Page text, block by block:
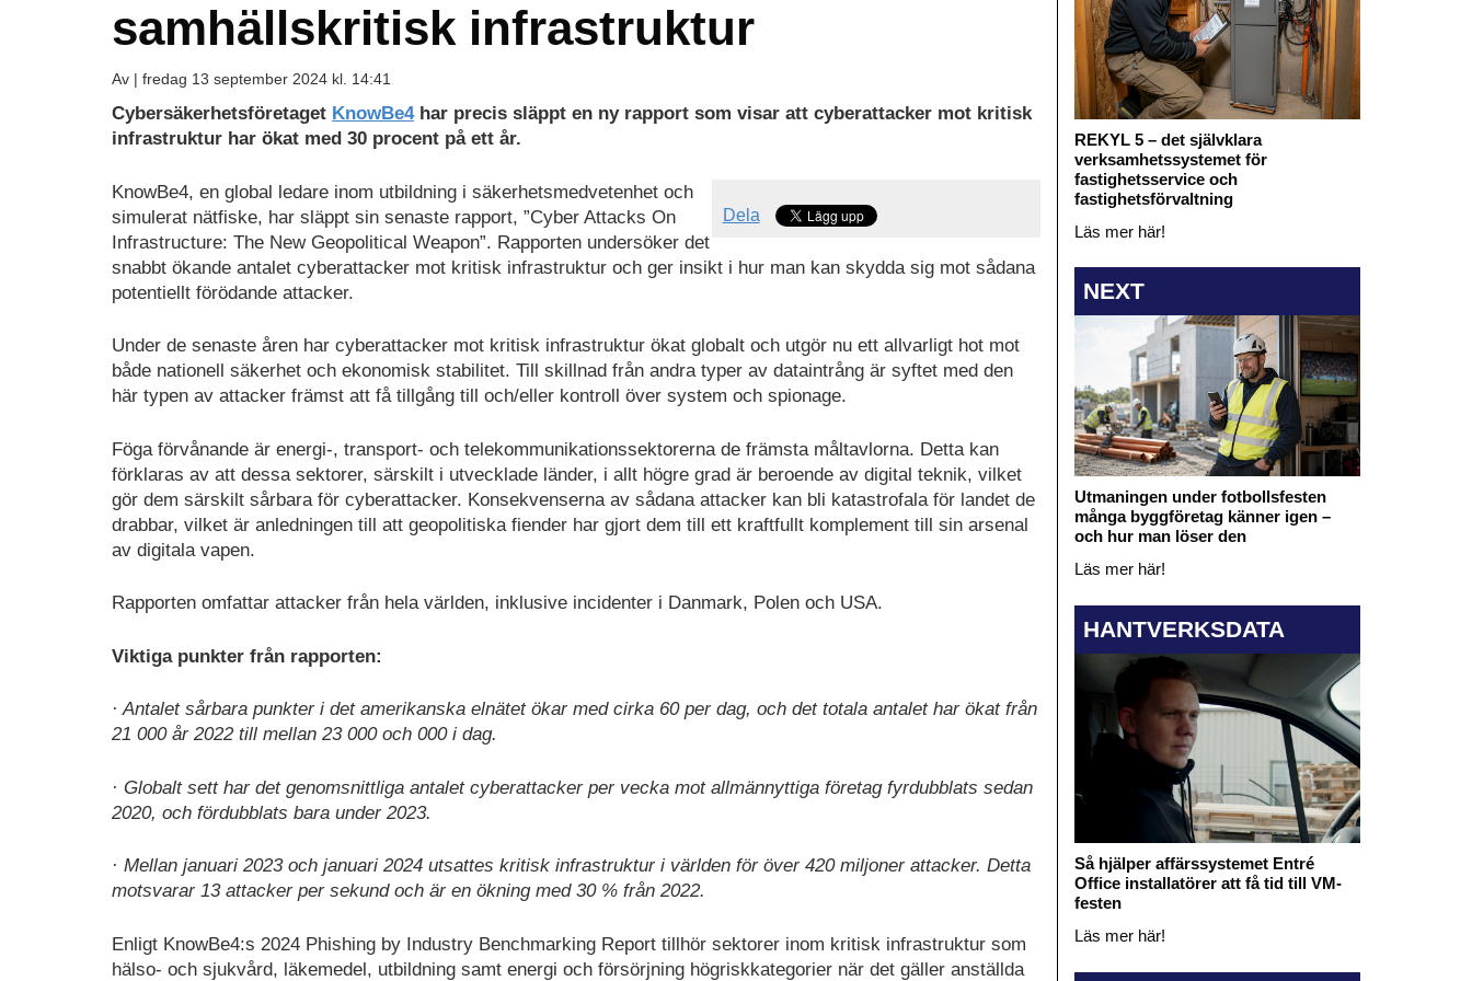
samhällskritisk infrastruktur
Av | fredag 13 september 2024 kl. 14:41
Cybersäkerhetsföretaget KnowBe4har precis släppt en ny rapport som visar att cyberattacker mot kritisk
infrastruktur har ökat med 30 procent på ett år.
Dela
KnowBe4, en global ledare inom utbildning i säkerhetsmedvetenhet och
simulerat nätfiske, har släppt sin senaste rapport, ”Cyber Attacks On
Infrastructure: The New Geopolitical Weapon”. Rapporten undersöker det
snabbt ökande antalet cyberattacker mot kritisk infrastruktur och ger insikt i hur man kan skydda sig mot sådana
potentiellt förödande attacker.
Under de senaste åren har cyberattacker mot kritisk infrastruktur ökat globalt och utgör nu ett allvarligt hot mot
både nationell säkerhet och ekonomisk stabilitet. Till skillnad från andra typer av dataintrång är syftet med den
här typen av attacker främst att få tillgång till och/eller kontroll över system och spionage.
Föga förvånande är energi-, transport- och telekommunikationssektorerna de främsta måltavlorna. Detta kan
förklaras av att dessa sektorer, särskilt i utvecklade länder, i allt högre grad är beroende av digital teknik, vilket
gör dem särskilt sårbara för cyberattacker. Konsekvenserna av sådana attacker kan bli katastrofala för landet de
drabbar, vilket är anledningen till att geopolitiska fiender har gjort dem till ett kraftfullt komplement till sin arsenal
av digitala vapen.
Rapporten omfattar attacker från hela världen, inklusive incidenter i Danmark, Polen och USA.
Viktiga punkter från rapporten:
· Antalet sårbara punkter i det amerikanska elnätet ökar med cirka 60 per dag, och det totala antalet har ökat från
21 000 år 2022 till mellan 23 000 och 000 i dag.
· Globalt sett har det genomsnittliga antalet cyberattacker per vecka mot allmännyttiga företag fyrdubblats sedan
2020, och fördubblats bara under 2023.
· Mellan januari 2023 och januari 2024 utsattes kritisk infrastruktur i världen för över 420 miljoner attacker. Detta
motsvarar 13 attacker per sekund och är en ökning med 30 % från 2022.
Enligt KnowBe4:s 2024 Phishing by Industry Benchmarking Report tillhör sektorer inom kritisk infrastruktur som
hälso- och sjukvård, läkemedel, utbildning samt energi och försörjning högriskkategorier när det gäller anställda
REKYL 5 – det självklara
verksamhetssystemet för
fastighetsservice och
fastighetsförvaltning
Läs mer här!
NEXT
Utmaningen under fotbollsfesten
många byggföretag känner igen –
och hur man löser den
Läs mer här!
HANTVERKSDATA
Så hjälper affärssystemet Entré
Office installatörer att få tid till VM-
festen
Läs mer här!